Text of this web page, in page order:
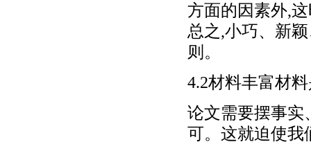
方面的因素外,
总之,小巧、新
则。
4.2材料丰富材
论文需要摆事实
可。这就迫使我